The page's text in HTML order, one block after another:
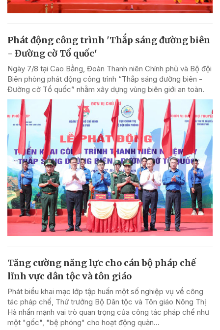
Phát động công trình 'Thắp sáng đường biên
- Đường cờ Tổ quốc'
Ngày 7/8 tại Cao Bằng, Đoàn Thanh niên Chính phủ và Bộ đội
Biên phòng phát động công trình “Thắp sáng đường biên -
Đường cờ Tổ quốc” nhằm xây dựng vùng biên giới an toàn.
Tăng cường năng lực cho cán bộ pháp chế
lĩnh vực dân tộc và tôn giáo
Phát biểu khai mạc lớp tập huấn một số nghiệp vụ về công
tác pháp chế, Thứ trưởng Bộ Dân tộc và Tôn giáo Nông Thị
Hà nhấn mạnh vai trò quan trọng của công tác pháp chế như
một "gốc", "bệ phóng" cho hoạt động quản...